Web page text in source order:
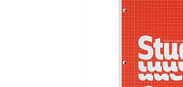
Мы рекомендуем